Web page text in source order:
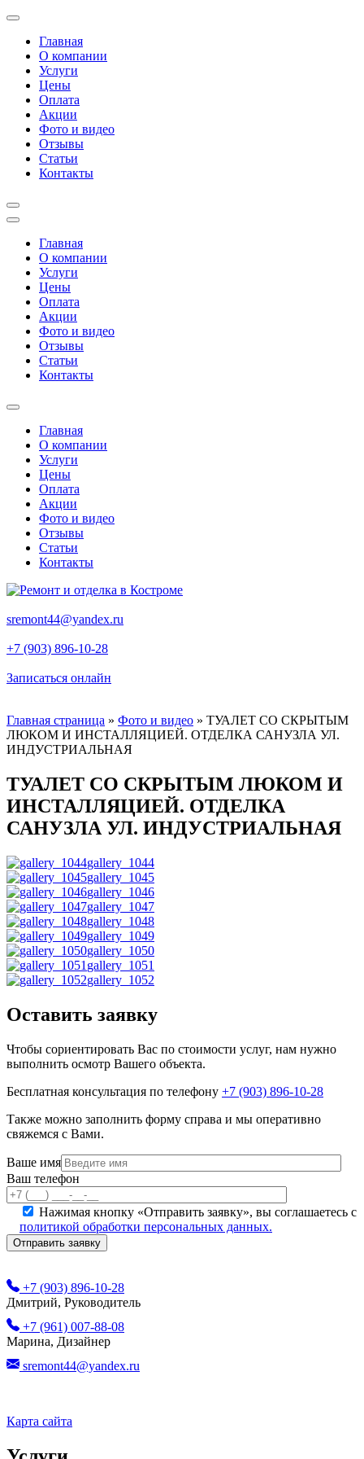
Перейти
содержимому
(нажмите
Enter)
Главная
О компании
Услуги
Цены
Оплата
Акции
Фото и видео
Отзывы
Статьи
Контакты
Главная
О компании
Услуги
Цены
Оплата
Акции
Фото и видео
Отзывы
Статьи
Контакты
Главная
О компании
Услуги
Цены
Оплата
Акции
Фото и видео
Отзывы
Статьи
Контакты
sremont44@yandex.ru
+7 (903) 896-10-28
Записаться онлайн
Главная страница » Фото и видео » ТУАЛЕТ СО СКРЫТЫМ
ЛЮКОМ И ИНСТАЛЛЯЦИЕЙ. ОТДЕЛКА САНУЗЛА УЛ.
ИНДУСТРИАЛЬНАЯ
ТУАЛЕТ СО СКРЫТЫМ ЛЮКОМ И
ИНСТАЛЛЯЦИЕЙ. ОТДЕЛКА
САНУЗЛА УЛ. ИНДУСТРИАЛЬНАЯ
gallery_1044
gallery_1045
gallery_1046
gallery_1047
gallery_1048
gallery_1049
gallery_1050
gallery_1051
gallery_1052
Оставить заявку
Чтобы сориентировать Вас по стоимости услуг, нам нужно
выполнить осмотр Вашего объекта.
Бесплатная консультация по телефону +7 (903) 896-10-28
Также можно заполнить форму справа и мы оперативно
свяжемся с Вами.
Ваше имя
Ваш телефон
Нажимая кнопку «Отправить заявку», вы соглашаетесь с
политикой обработки персональных данных.
+7 (903) 896-10-28
Дмитрий, Руководитель
+7 (961) 007-88-08
Марина, Дизайнер
sremont44@yandex.ru
Карта сайта